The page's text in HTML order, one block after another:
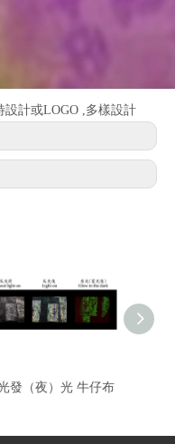
計或LOGO ,多樣設計
發（夜）光 牛仔布